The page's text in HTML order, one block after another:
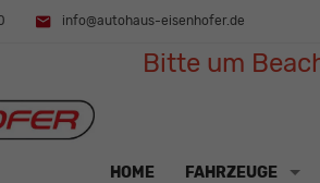
info@autohaus-eisenhofer.de
Bitte um
HOME FAHRZEUGE